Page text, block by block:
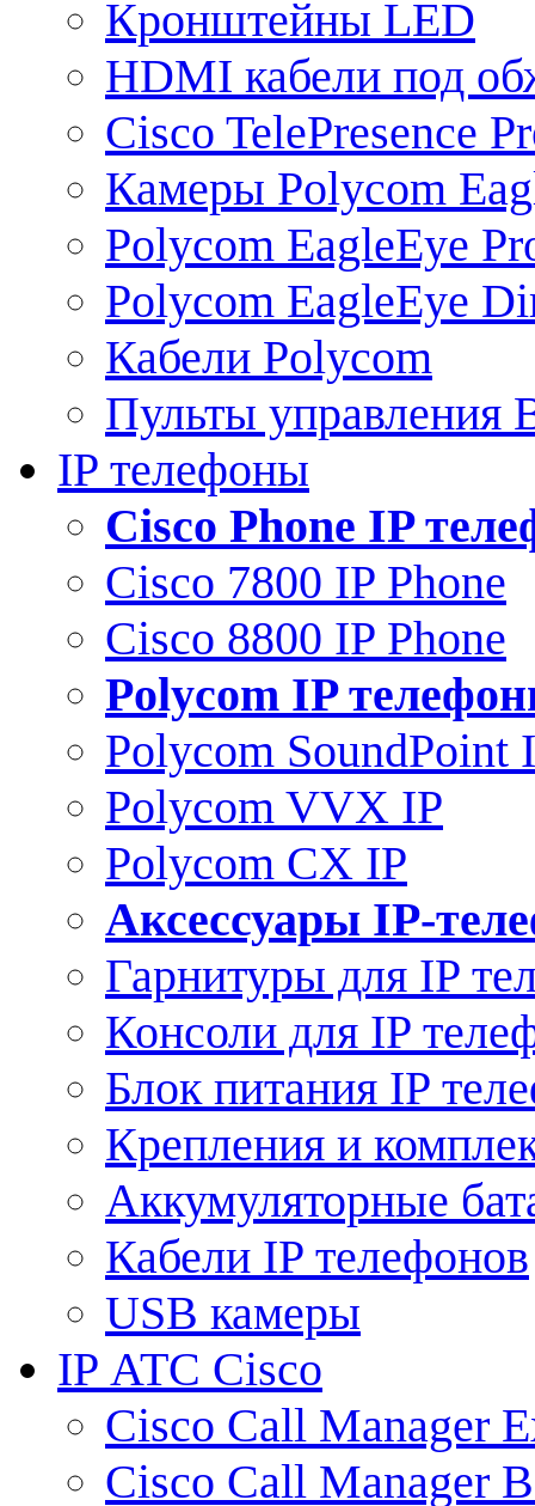
Кронштейны LED
HDMI кабели под
Cisco TelePresence
Камеры Polycom
Polycom EagleEye
Polycom EagleEye
Кабели Polycom
Пульты управления
IP телефоны
Сisco Phone IP
Cisco 7800 IP Phone
Cisco 8800 IP Phone
Polycom IP
Polycom SoundPoint
Polycom VVX IP
Polycom CX IP
Аксессуары IP-
Гарнитуры для IP
Консоли для IP
Блок питания IP
Крепления и
Аккумуляторные
Кабели IP телефонов
USB камеры
IP АТС Cisco
Cisco Call Manager
Cisco Call Manager